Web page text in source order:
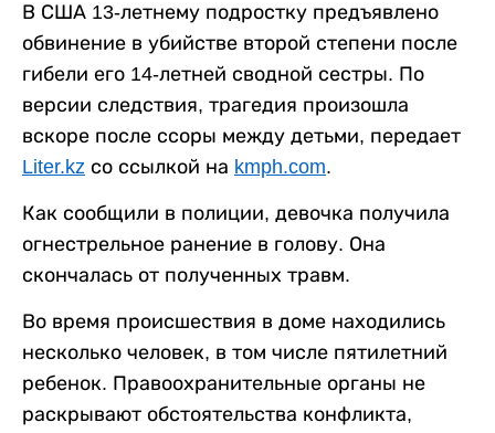
В США 13-летнему подростку предъявлено
обвинение в убийстве второй степени после
гибели его 14-летней сводной сестры. По
версии следствия, трагедия произошла
вскоре после ссоры между детьми, передает
Liter.kz со ссылкой на kmph.com.
Как сообщили в полиции, девочка получила
огнестрельное ранение в голову. Она
скончалась от полученных травм.
Во время происшествия в доме находились
несколько человек, в том числе пятилетний
ребенок. Правоохранительные органы не
раскрывают обстоятельства конфликта,